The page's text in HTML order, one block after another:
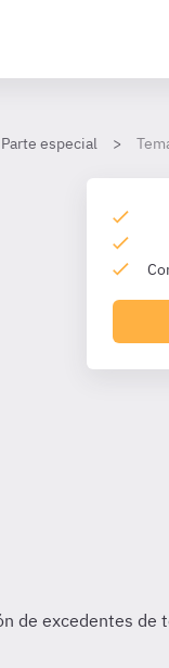
Parte especial